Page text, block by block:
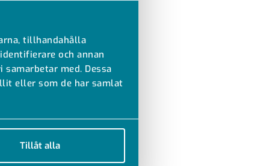
tillhandahålla
och annan
med. Dessa
eller som de har samlat
Tillåt alla